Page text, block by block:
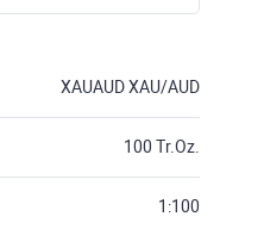
XAUAUDXAU/AUD
100 Tr.Oz.
1:100